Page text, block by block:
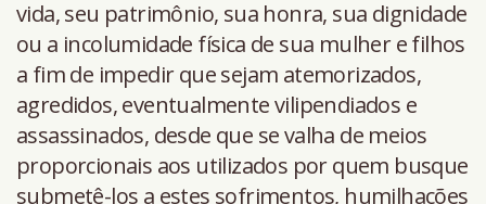
vida, seu patrimônio, sua honra, sua dignidade
ou a incolumidade física de sua mulher e filhos
a fim de impedir que sejam atemorizados,
agredidos, eventualmente vilipendiados e
assassinados, desde que se valha de meios
proporcionais aos utilizados por quem busque
submetê-los a estes sofrimentos, humilhações